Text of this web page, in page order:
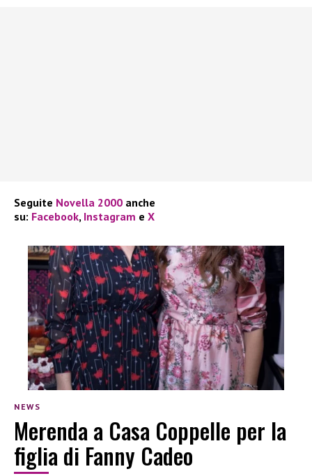
Seguite Novella 2000 anche
su: Facebook, Instagram e X
NEWS
Merenda a Casa Coppelle per la
figlia di Fanny Cadeo